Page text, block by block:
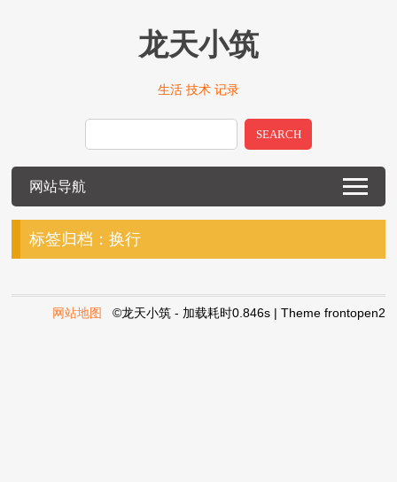
龙天小筑
生活 技术 记录
SEARCH
网站导航
标签归档：换行
网站地图 ©龙天小筑 - 加载耗时0.846s | Theme frontopen2